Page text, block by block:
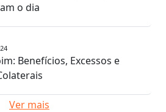
o dia
Benefícios, Excessos e
Ver mais